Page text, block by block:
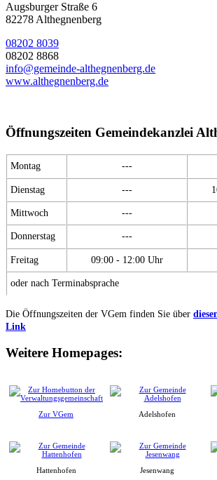
Augsburger Straße 6
82278 Althegnenberg
08202 8039
08202 8868
info@gemeinde-althegnenberg.de
www.althegnenberg.de
Öffnungszeiten Gemeindekanzlei
Montag ---
Dienstag ---
Mittwoch ---
Donnerstag ---
Freitag 09:00 - 12:00 Uhr
oder nach Terminabsprache
Die Öffnungszeiten der VGem finden Sie über
Link
Weitere Homepages:
Zur VGem Adelshofen
Hattenhofen Jesenwang